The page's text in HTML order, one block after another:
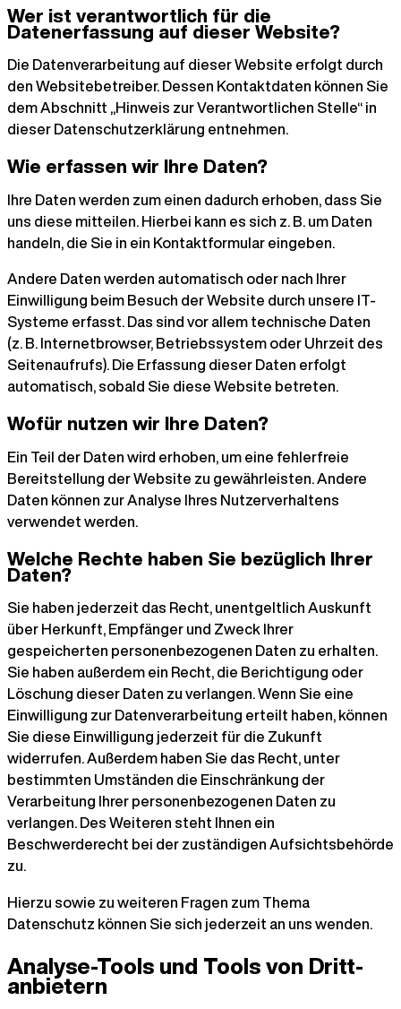
Wer ist verantwortlich für die
Datenerfassung auf dieser Website?
Die Datenverarbeitung auf dieser Website erfolgt durch
den Websitebetreiber. Dessen Kontaktdaten können Sie
dem Abschnitt „Hinweis zur Verantwortlichen Stelle“ in
dieser Datenschutzerklärung entnehmen.
Wie erfassen wir Ihre Daten?
Ihre Daten werden zum einen dadurch erhoben, dass Sie
uns diese mitteilen. Hierbei kann es sich z. B. um Daten
handeln, die Sie in ein Kontaktformular eingeben.
Andere Daten werden automatisch oder nach Ihrer
Einwilligung beim Besuch der Website durch unsere IT-
Systeme erfasst. Das sind vor allem technische Daten
(z. B. Internetbrowser, Betriebssystem oder Uhrzeit des
Seitenaufrufs). Die Erfassung dieser Daten erfolgt
automatisch, sobald Sie diese Website betreten.
Wofür nutzen wir Ihre Daten?
Ein Teil der Daten wird erhoben, um eine fehlerfreie
Bereitstellung der Website zu gewährleisten. Andere
Daten können zur Analyse Ihres Nutzerverhaltens
verwendet werden.
Welche Rechte haben Sie bezüglich Ihrer
Daten?
Sie haben jederzeit das Recht, unentgeltlich Auskunft
über Herkunft, Empfänger und Zweck Ihrer
gespeicherten personenbezogenen Daten zu erhalten.
Sie haben außerdem ein Recht, die Berichtigung oder
Löschung dieser Daten zu verlangen. Wenn Sie eine
Einwilligung zur Datenverarbeitung erteilt haben, können
Sie diese Einwilligung jederzeit für die Zukunft
widerrufen. Außerdem haben Sie das Recht, unter
bestimmten Umständen die Einschränkung der
Verarbeitung Ihrer personenbezogenen Daten zu
verlangen. Des Weiteren steht Ihnen ein
Beschwerderecht bei der zuständigen Aufsichtsbehörde
zu.
Hierzu sowie zu weiteren Fragen zum Thema
Datenschutz können Sie sich jederzeit an uns wenden.
Analyse-Tools und Tools von Dritt­
anbietern